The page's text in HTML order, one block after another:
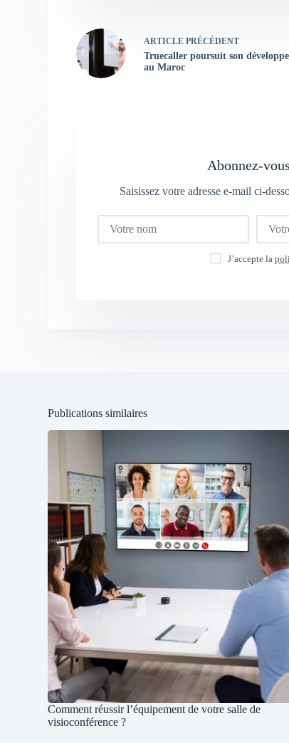
ARTICLE PRÉCÉDENT
Truecaller poursuit son
au Maroc
Abonnez-
Saisissez votre adresse e-mail ci-
J’accepte la
Publications similaires
Comment réussir l’équipement de votre salle de
visioconférence ?